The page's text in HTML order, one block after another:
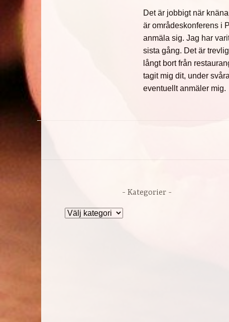
Det är jobbigt när
är områdeskonferens i
anmäla sig. Jag har
sista gång. Det är
långt bort från
tagit mig dit, under
eventuellt anmäler mig.
Kategorier
Kategorier